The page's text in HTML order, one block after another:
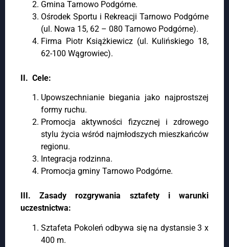
Gmina Tarnowo Podgórne.
Ośrodek Sportu i Rekreacji Tarnowo Podgórne
(ul. Nowa 15, 62 – 080 Tarnowo Podgórne).
Firma Piotr Książkiewicz (ul. Kulińskiego 18,
62-100 Wągrowiec).
II. Cele:
Upowszechnianie biegania jako najprostszej
formy ruchu.
Promocja aktywności fizycznej i zdrowego
stylu życia wśród najmłodszych mieszkańców
regionu.
Integracja rodzinna.
Promocja gminy Tarnowo Podgórne.
III. Zasady rozgrywania sztafety i warunki
uczestnictwa:
Sztafeta Pokoleń odbywa się na dystansie 3 x
400 m.